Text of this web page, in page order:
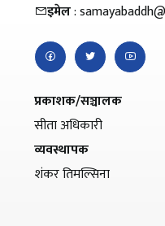
इमेल:
प्रकाशक/सञ्चालक
सीता अधिकारी
व्यवस्थापक
शंकर तिमल्सिना